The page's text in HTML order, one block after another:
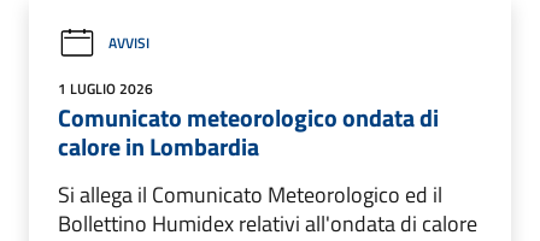
AVVISI
1 LUGLIO 2026
Comunicato meteorologico ondata di
calore in Lombardia
Si allega il Comunicato Meteorologico ed il
Bollettino Humidex relativi all'ondata di calore